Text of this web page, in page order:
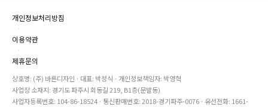
개인정보처리방침
·
이용약관
·
제휴문의
상호명: (주) 바른디자인 · 대표: 박정식 · 개인정보책임자: 박영혁
사업장 소재지: 경기도 파주시 회동길 219, B1층(문발동)
사업자등록번호: 104-86-18524 · 통신판매번호: 2018-경기파주-0076 · 유선전화: 1661-